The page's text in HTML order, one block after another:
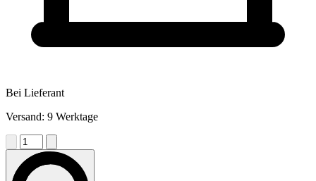
Bei Lieferant
Versand: 9 Werktage